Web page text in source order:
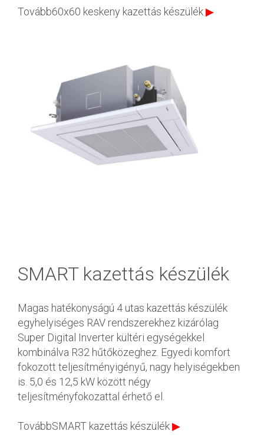
Tovább60x60 keskeny kazettás készülék▶
SMART kazettás készülék
Magas hatékonyságú 4 utas kazettás készülék
egyhelyiséges RAV rendszerekhez kizárólag
Super Digital Inverter kültéri egységekkel
kombinálva R32 hűtőközeghez. Egyedi komfort
fokozott teljesítményigényű, nagy helyiségekben
is. 5,0 és 12,5 kW között négy
teljesítményfokozattal érhető el.
TovábbSMART kazettás készülék▶